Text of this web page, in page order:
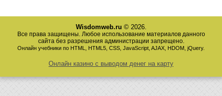
Wisdomweb.ru © 2026.
Все права защищены. Любое использование материалов данного
сайта без разрешения администрации запрещено.
Онлайн учебники по HTML, HTML5, CSS, JavaScript, AJAX, HDOM, jQuery.
Онлайн казино с выводом денег на карту